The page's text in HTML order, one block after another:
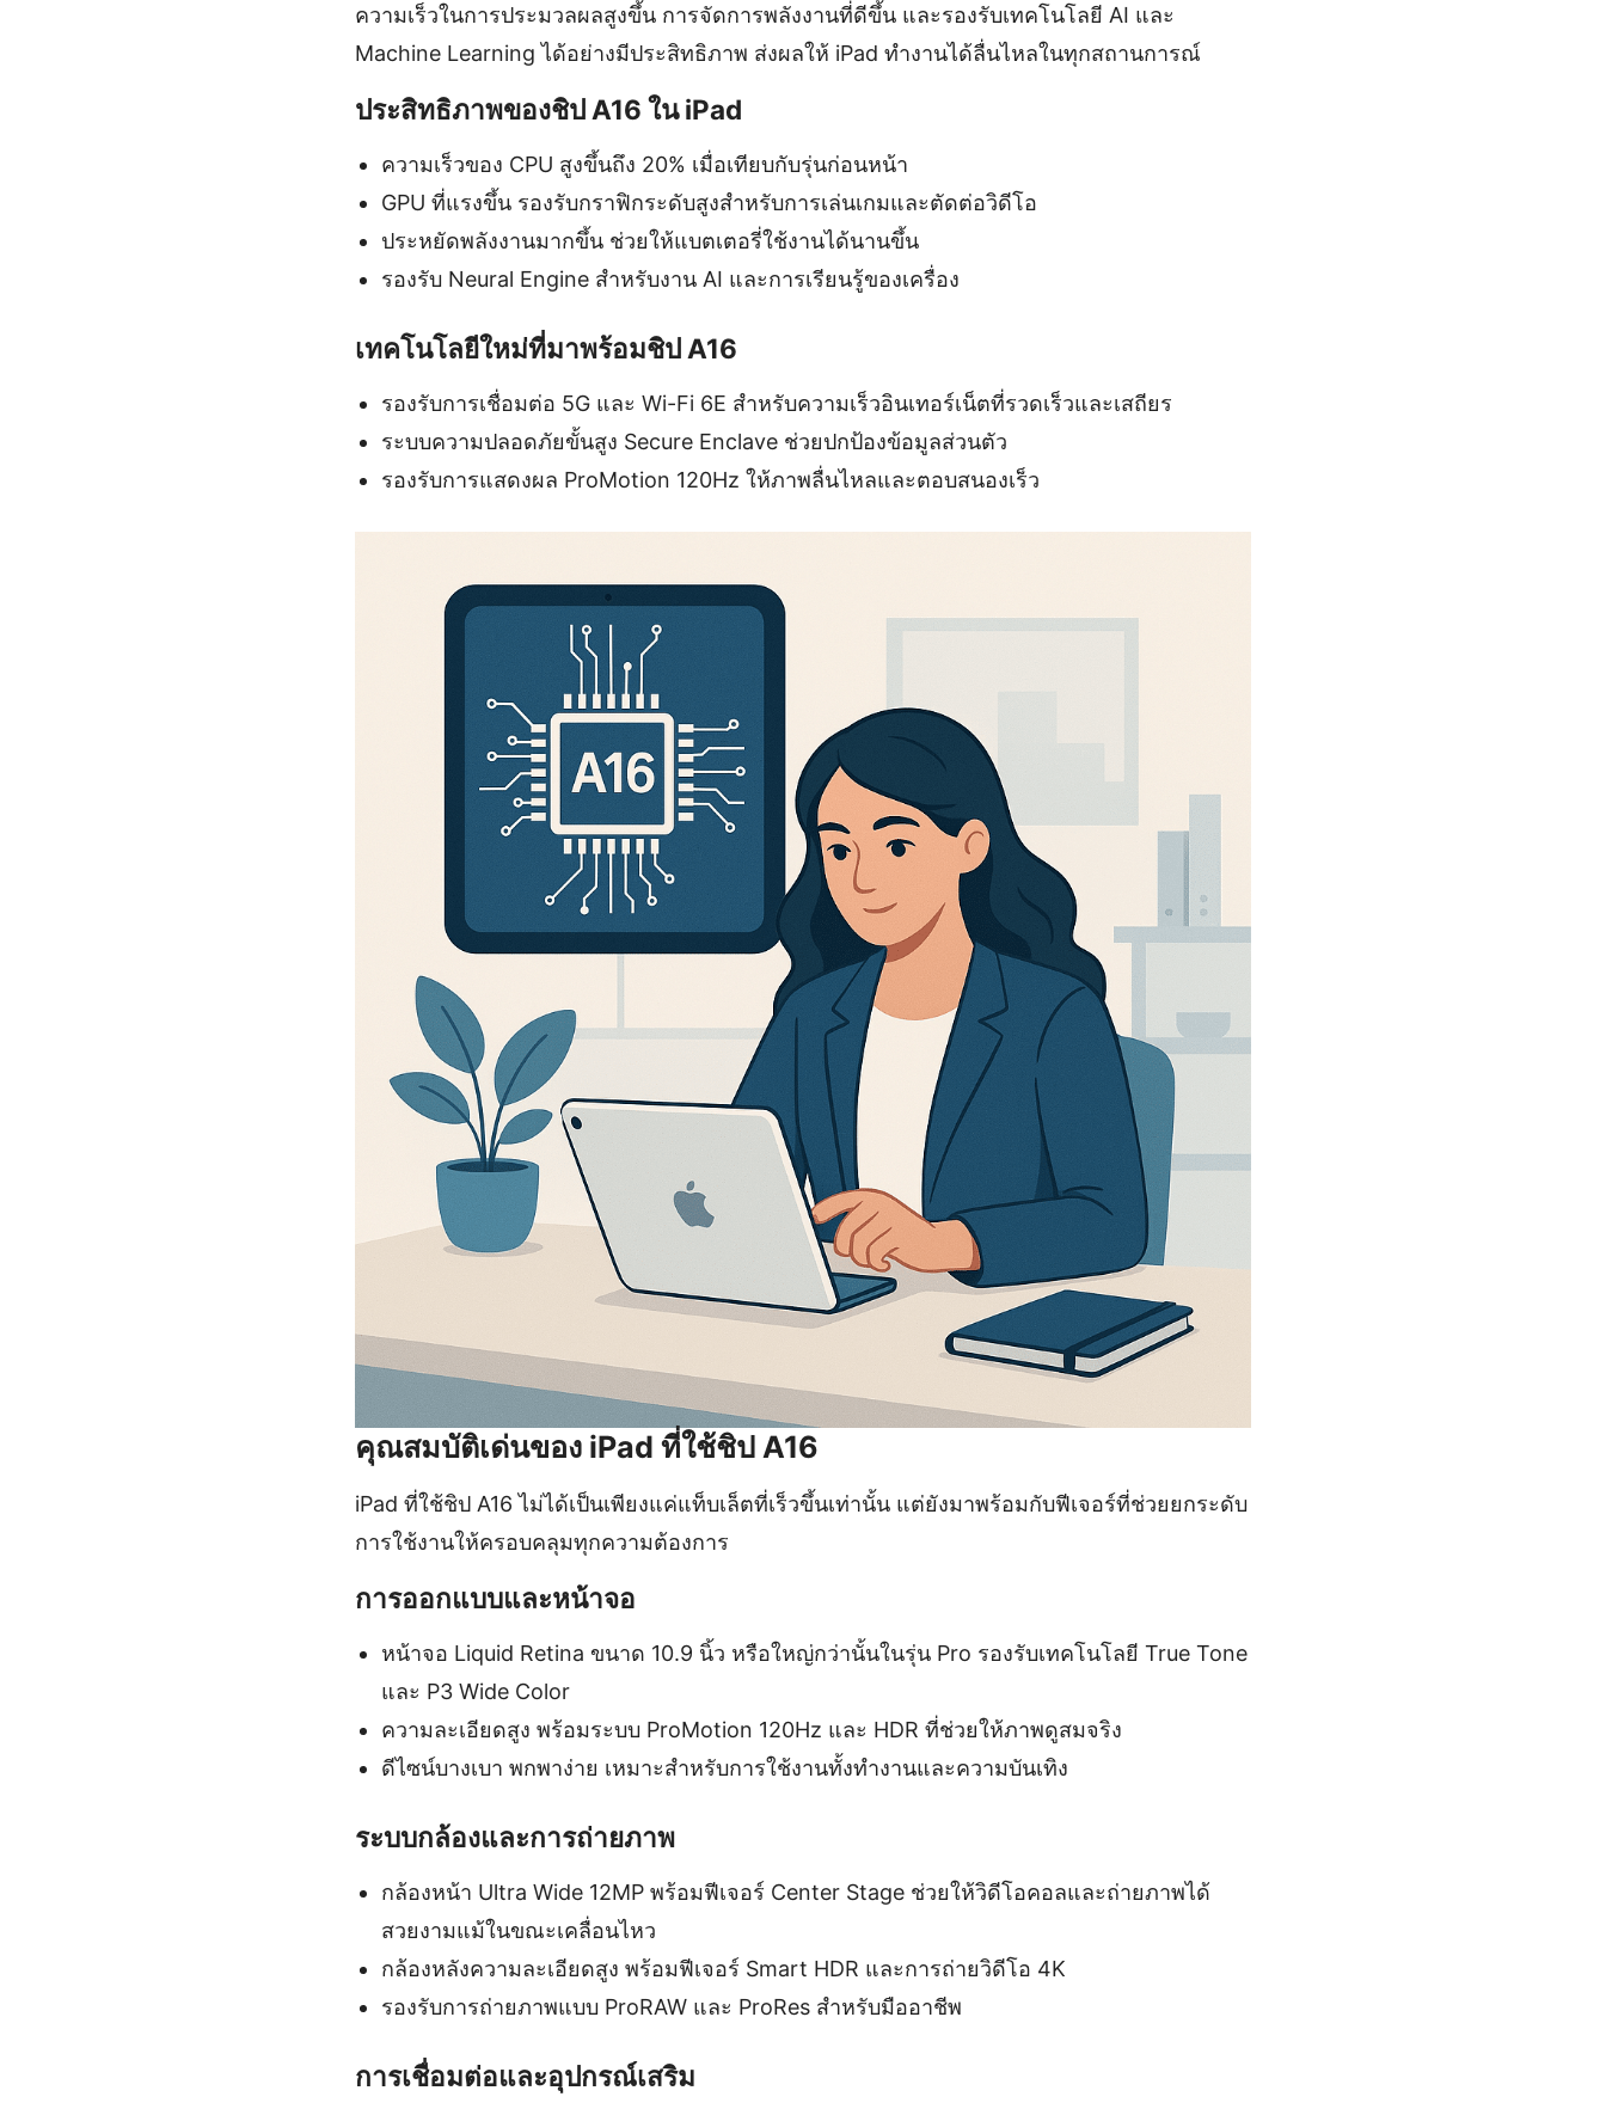
ความเร็วในการประมวลผลสูงขึ้น การจัดการพลังงานที่ดีขึ้น และรองรับเทคโนโลยี AI และ
Machine Learning ได้อย่างมีประสิทธิภาพ ส่งผลให้ iPad ทำงานได้ลื่นไหลในทุกสถานการณ์
ประสิทธิภาพของชิป A16 ใน iPad
ความเร็วของ CPU สูงขึ้นถึง 20% เมื่อเทียบกับรุ่นก่อนหน้า
GPU ที่แรงขึ้น รองรับกราฟิกระดับสูงสำหรับการเล่นเกมและตัดต่อวิดีโอ
ประหยัดพลังงานมากขึ้น ช่วยให้แบตเตอรี่ใช้งานได้นานขึ้น
รองรับ Neural Engine สำหรับงาน AI และการเรียนรู้ของเครื่อง
เทคโนโลยีใหม่ที่มาพร้อมชิป A16
รองรับการเชื่อมต่อ 5G และ Wi-Fi 6E สำหรับความเร็วอินเทอร์เน็ตที่รวดเร็วและเสถียร
ระบบความปลอดภัยขั้นสูง Secure Enclave ช่วยปกป้องข้อมูลส่วนตัว
รองรับการแสดงผล ProMotion 120Hz ให้ภาพลื่นไหลและตอบสนองเร็ว
คุณสมบัติเด่นของ iPad ที่ใช้ชิป A16
iPad ที่ใช้ชิป A16 ไม่ได้เป็นเพียงแค่แท็บเล็ตที่เร็วขึ้นเท่านั้น แต่ยังมาพร้อมกับฟีเจอร์ที่ช่วยยกระดับ
การใช้งานให้ครอบคลุมทุกความต้องการ
การออกแบบและหน้าจอ
หน้าจอ Liquid Retina ขนาด 10.9 นิ้ว หรือใหญ่กว่านั้นในรุ่น Pro รองรับเทคโนโลยี True Tone
และ P3 Wide Color
ความละเอียดสูง พร้อมระบบ ProMotion 120Hz และ HDR ที่ช่วยให้ภาพดูสมจริง
ดีไซน์บางเบา พกพาง่าย เหมาะสำหรับการใช้งานทั้งทำงานและความบันเทิง
ระบบกล้องและการถ่ายภาพ
กล้องหน้า Ultra Wide 12MP พร้อมฟีเจอร์ Center Stage ช่วยให้วิดีโอคอลและถ่ายภาพได้
สวยงามแม้ในขณะเคลื่อนไหว
กล้องหลังความละเอียดสูง พร้อมฟีเจอร์ Smart HDR และการถ่ายวิดีโอ 4K
รองรับการถ่ายภาพแบบ ProRAW และ ProRes สำหรับมืออาชีพ
การเชื่อมต่อและอุปกรณ์เสริม